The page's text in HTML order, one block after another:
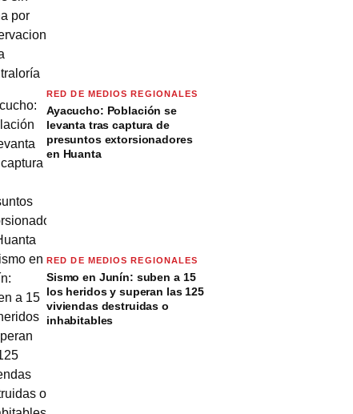
RED DE MEDIOS REGIONALES
Ayacucho: Población se
levanta tras captura de
presuntos extorsionadores
en Huanta
RED DE MEDIOS REGIONALES
Sismo en Junín: suben a 15
los heridos y superan las 125
viviendas destruidas o
inhabitables